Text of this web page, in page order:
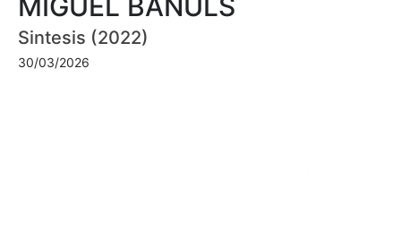
Sintesis (2022)
30/03/2026